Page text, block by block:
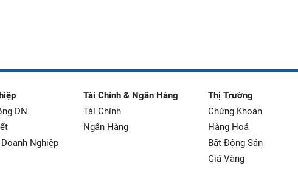
DN
Nghiệp
Tài Chính & Ngân Hàng
Tài Chính
Ngân Hàng
Thị Trường
Chứng Khoán
Hàng Hoá
Bất Động Sản
Giá Vàng